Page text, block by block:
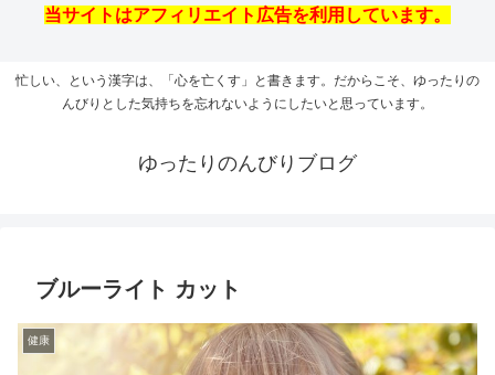
当サイトはアフィリエイト広告を利用しています。
忙しい、という漢字は、「心を亡くす」と書きます。だからこそ、ゆったりの
んびりとした気持ちを忘れないようにしたいと思っています。
ゆったりのんびりブログ
ブルーライト カット
健康